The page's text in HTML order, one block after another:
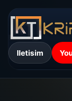
Iletisim